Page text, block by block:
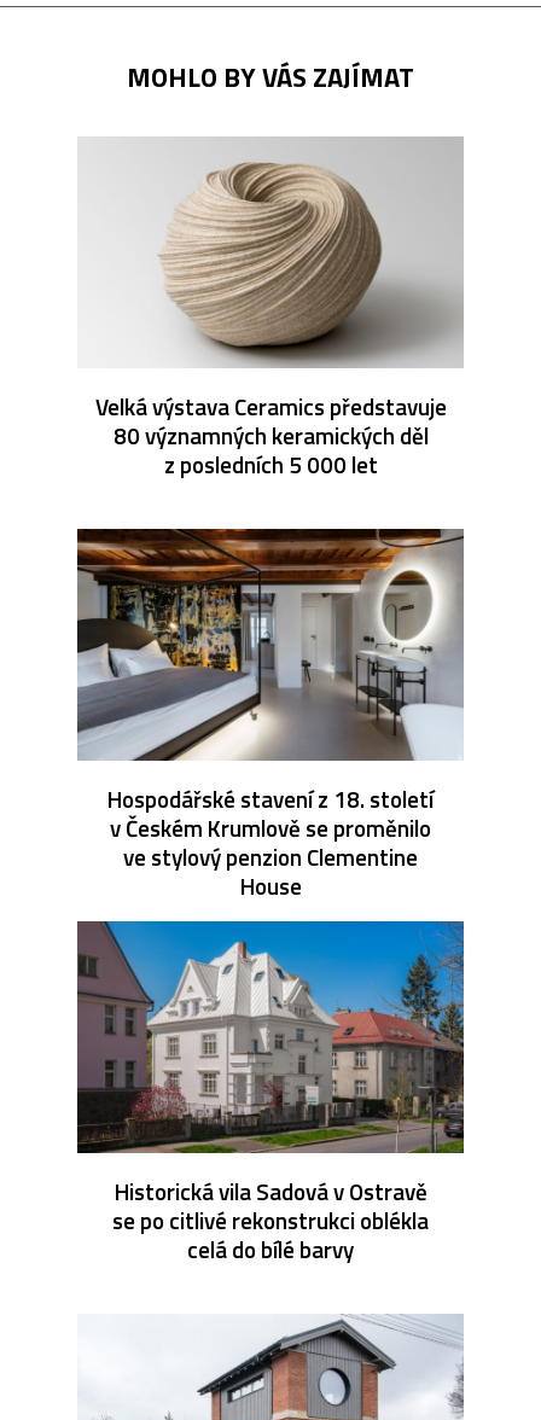
MOHLO BY VÁS ZAJÍMAT
Velká výstava Ceramics představuje
80 významných keramických děl
z posledních 5 000 let
Hospodářské stavení z 18. století
v Českém Krumlově se proměnilo
ve stylový penzion Clementine
House
Historická vila Sadová v Ostravě
se po citlivé rekonstrukci oblékla
celá do bílé barvy